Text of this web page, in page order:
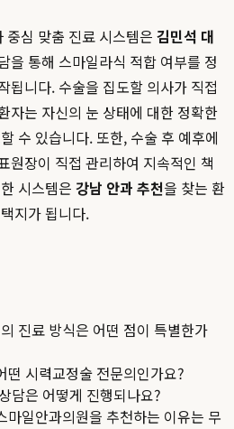
중심 맞춤 진료 시스템은 김민석 대
을 통해 스마일라식 적합 여부를 정
됩니다. 수술을 집도할 의사가 직접
자는 자신의 눈 상태에 대한 정확한
수 있습니다. 또한, 수술 후 예후에
원장이 직접 관리하여 지속적인 책
시스템은 강남 안과 추천을 찾는 환
지가 됩니다.
진료 방식은 어떤 점이 특별한가
시력교정술 전문의인가요?
담은 어떻게 진행되나요?
마일안과의원을 추천하는 이유는 무